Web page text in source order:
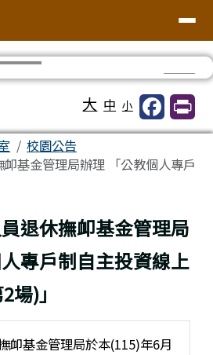
大 中 小
校園公告
基金管理局辦理 「公教個人專戶
退休撫卹基金管理局
專戶制自主投資線上
場)」
卹基金管理局於本(115)年6月